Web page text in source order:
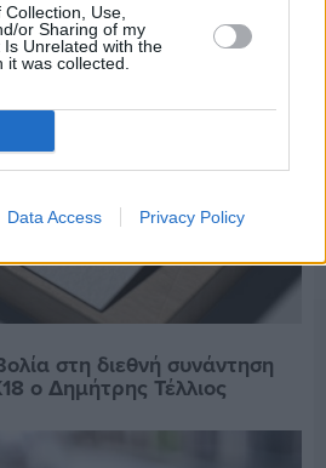
Use,
or Sharing of my
Unrelated with the
was collected.
Data Access Privacy Policy
στη διεθνή συνάντηση
ο Δημήτρης Τέλλιος